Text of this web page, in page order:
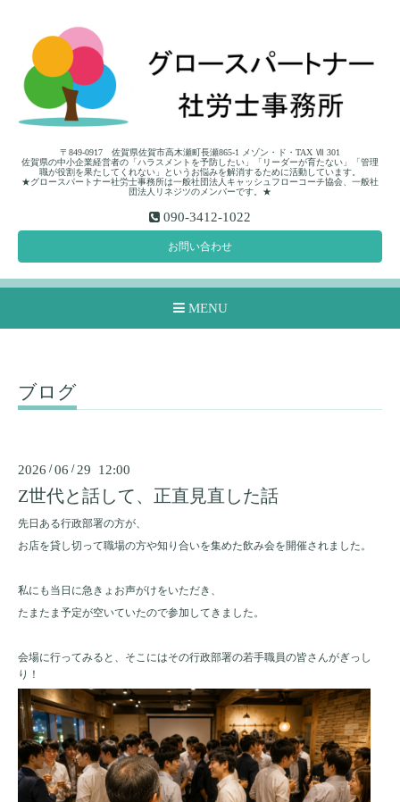
〒849-0917 佐賀県佐賀市高木瀬町長瀬865-1 メゾン・ド・TAX Ⅶ 301
佐賀県の中小企業経営者の「ハラスメントを予防したい」「リーダーが育たない」「管理
職が役割を果たしてくれない」というお悩みを解消するために活動しています。
★グロースパートナー社労士事務所は一般社団法人キャッシュフローコーチ協会、一般社
団法人リネジツのメンバーです。★
090-3412-1022
お問い合わせ
MENU
ブログ
2026 /06 / 29 12:00
Z世代と話して、正直見直した話
先日ある行政部署の方が、
お店を貸し切って職場の方や知り合いを集めた飲み会を開催されました。
私にも当日に急きょお声がけをいただき、
たまたま予定が空いていたので参加してきました。
会場に行ってみると、そこにはその行政部署の若手職員の皆さんがぎっし
り！